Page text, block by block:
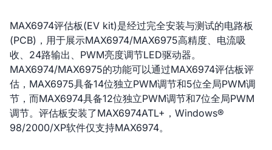
MAX6974评估板(EV kit)是经过完全安装与测试的电路板
(PCB)，用于展示MAX6974/MAX6975高精度、电流吸
收、24路输出、PWM亮度调节LED驱动器。
MAX6974/MAX6975的功能可以通过MAX6974评估板评
估，MAX6975具备14位独立PWM调节和5位全局PWM调
节，而MAX6974具备12位独立PWM调节和7位全局PWM
调节。评估板安装了MAX6974ATL+，Windows®
98/2000/XP软件仅支持MAX6974。